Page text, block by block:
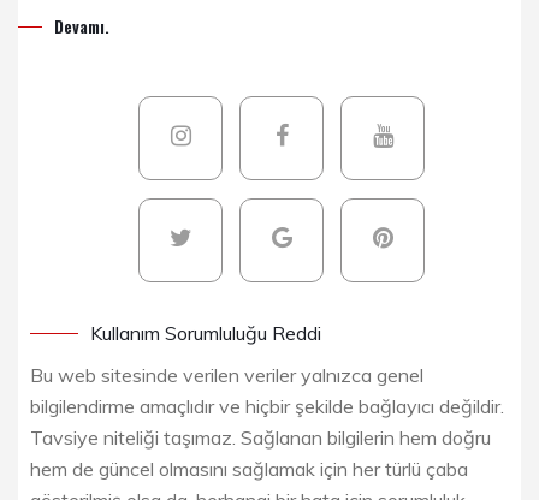
Devamı.
Kullanım Sorumluluğu Reddi
Bu web sitesinde verilen veriler yalnızca genel
bilgilendirme amaçlıdır ve hiçbir şekilde bağlayıcı değildir.
Tavsiye niteliği taşımaz. Sağlanan bilgilerin hem doğru
hem de güncel olmasını sağlamak için her türlü çaba